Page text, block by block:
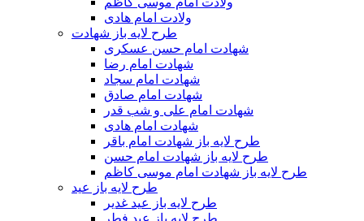
ولادت امام هادی
طرح لایه باز شهادت
شهادت امام حسن عسکری
شهادت امام رضا
شهادت امام سجاد
شهادت امام صادق
شهادت امام علی و شب قدر
شهادت امام هادی
طرح لایه باز شهادت امام باقر
طرح لایه باز شهادت امام حسن
طرح لایه باز شهادت امام موسی کاظم
طرح لایه باز عید
طرح لایه باز عید غدیر
طرح لایه باز عید فطر